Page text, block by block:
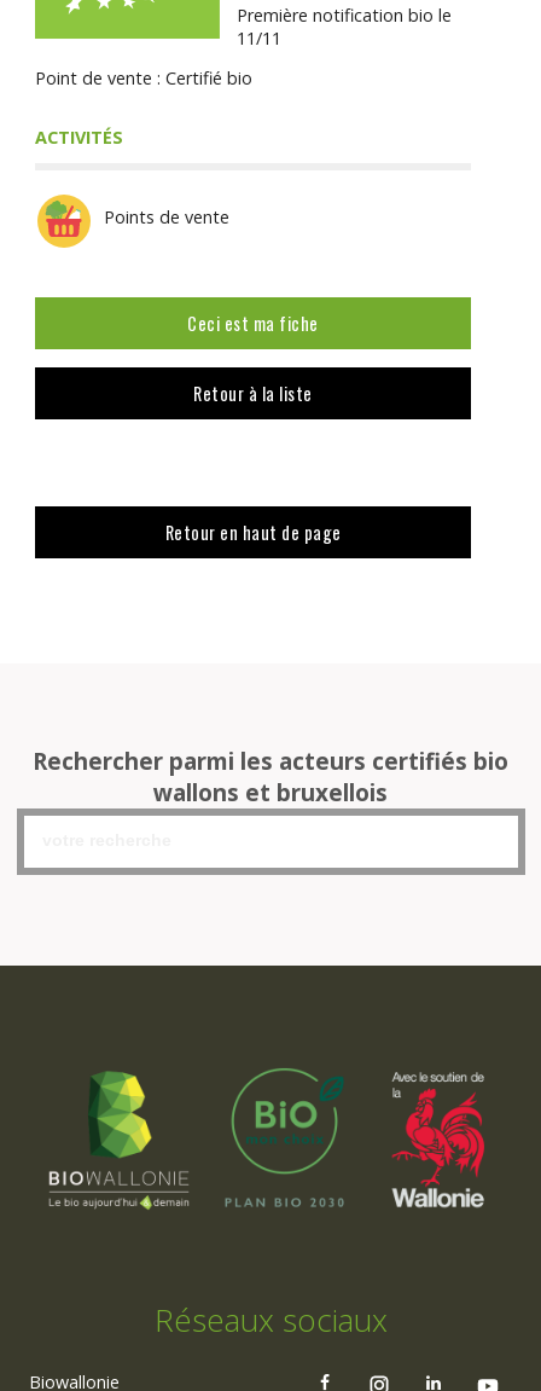
Première notification bio le
11/11
Point de vente : Certifié bio
ACTIVITÉS
Points de vente
Ceci est ma fiche
Retour à la liste
Retour en haut de page
Rechercher parmi les acteurs certifiés bio
wallons et bruxellois
Réseaux sociaux
Biowallonie